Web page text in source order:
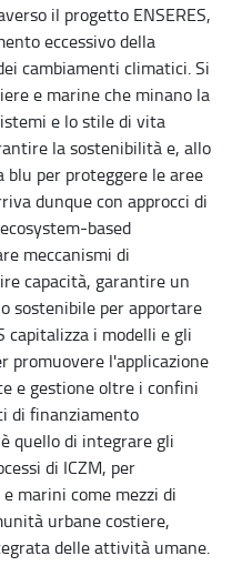
il progetto ENSERES,
eccessivo della
cambiamenti climatici. Si
e marine che minano la
e lo stile di vita
la sostenibilità e, allo
blu per proteggere le aree
dunque con approcci di
based
meccanismi di
capacità, garantire un
sostenibile per apportare
capitalizza i modelli e gli
l'applicazione
e gestione oltre i confini
di finanziamento
quello di integrare gli
di ICZM, per
marini come mezzi di
urbane costiere,
delle attività umane.